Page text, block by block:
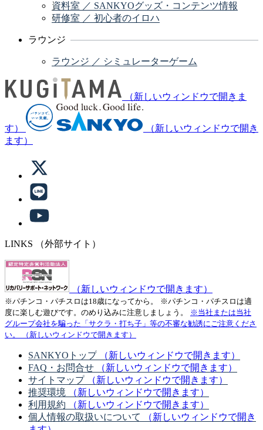
資料室 ／ SANKYOグッズ・コンテンツ情報
研修室 ／ 初心者のイロハ
ラウンジ
ラウンジ ／ シミュレーターゲーム
（新しいウィンドウで開きま
す）
（新しいウィンドウで開き
ます）
LINKS （外部サイト）
（新しいウィンドウで開きます）
※パチンコ・パチスロは18歳になってから。
※パチンコ・パチスロは適
度に楽しむ遊びです。のめり込みに注意しましょう。
※当社または当社
グループ会社を騙った「サクラ・打ち子」等の不審な勧誘にご注意くださ
い。
（新しいウィンドウで開きます）
SANKYOトップ
（新しいウィンドウで開きます）
FAQ・お問合せ
（新しいウィンドウで開きます）
サイトマップ
（新しいウィンドウで開きます）
推奨環境
（新しいウィンドウで開きます）
利用規約
（新しいウィンドウで開きます）
個人情報の取扱いについて
（新しいウィンドウで開き